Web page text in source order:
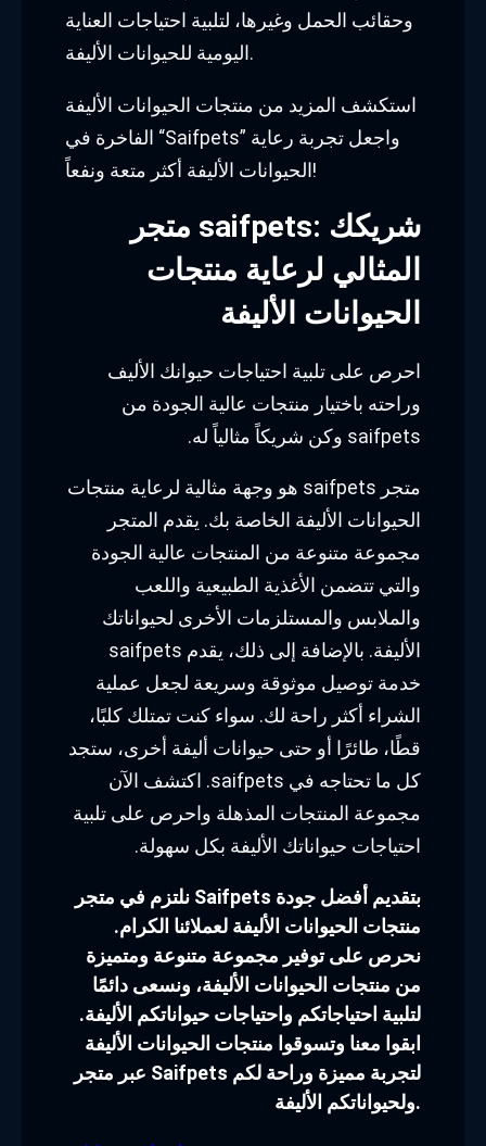
وحقائب الحمل وغيرها، لتلبية احتياجات العناية
اليومية للحيوانات الأليفة.
استكشف المزيد من منتجات الحيوانات الأليفة
الفاخرة في “Saifpets” واجعل تجربة رعاية
الحيوانات الأليفة أكثر متعة ونفعاً!
متجر saifpets: شريكك
المثالي لرعاية منتجات
الحيوانات الأليفة
احرص على تلبية احتياجات حيوانك الأليف
وراحته باختيار منتجات عالية الجودة من
saifpets وكن شريكاً مثالياً له.
متجر saifpets هو وجهة مثالية لرعاية منتجات
الحيوانات الأليفة الخاصة بك. يقدم المتجر
مجموعة متنوعة من المنتجات عالية الجودة
والتي تتضمن الأغذية الطبيعية واللعب
والملابس والمستلزمات الأخرى لحيواناتك
الأليفة. بالإضافة إلى ذلك، يقدم saifpets
خدمة توصيل موثوقة وسريعة لجعل عملية
الشراء أكثر راحة لك. سواء كنت تمتلك كلبًا،
قطًا، طائرًا أو حتى حيوانات أليفة أخرى، ستجد
كل ما تحتاجه في saifpets. اكتشف الآن
مجموعة المنتجات المذهلة واحرص على تلبية
احتياجات حيواناتك الأليفة بكل سهولة.
نلتزم في متجر Saifpets بتقديم أفضل جودة
منتجات الحيوانات الأليفة لعملائنا الكرام.
نحرص على توفير مجموعة متنوعة ومتميزة
من منتجات الحيوانات الأليفة، ونسعى دائمًا
لتلبية احتياجاتكم واحتياجات حيواناتكم الأليفة.
ابقوا معنا وتسوقوا منتجات الحيوانات الأليفة
عبر متجر Saifpets لتجربة مميزة وراحة لكم
ولحيواناتكم الأليفة.